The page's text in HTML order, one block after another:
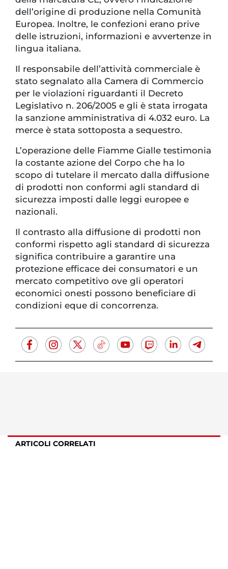
dell’origine di produzione nella Comunità
Europea. Inoltre, le confezioni erano prive
delle istruzioni, informazioni e avvertenze in
lingua italiana.
Il responsabile dell’attività commerciale è
stato segnalato alla Camera di Commercio
per le violazioni riguardanti il Decreto
Legislativo n. 206/2005 e gli è stata irrogata
la sanzione amministrativa di 4.032 euro. La
merce è stata sottoposta a sequestro.
L’operazione delle Fiamme Gialle testimonia
la costante azione del Corpo che ha lo
scopo di tutelare il mercato dalla diffusione
di prodotti non conformi agli standard di
sicurezza imposti dalle leggi europee e
nazionali.
Il contrasto alla diffusione di prodotti non
conformi rispetto agli standard di sicurezza
significa contribuire a garantire una
protezione efficace dei consumatori e un
mercato competitivo ove gli operatori
economici onesti possono beneficiare di
condizioni eque di concorrenza.
ARTICOLI CORRELATI